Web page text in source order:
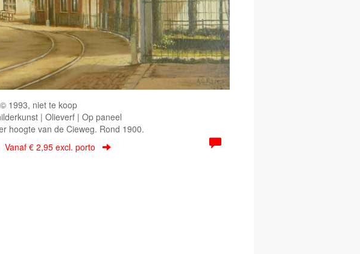
1993, niet te koop
| Olieverf | Op paneel
hoogte van de Cieweg. Rond 1900.
Vanaf € 2,95 excl. porto